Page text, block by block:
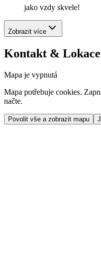
jako vzdy skvele!
Zobrazit více
Kontakt & Lokace
Mapa je vypnutá
Mapa potřebuje cookies.
načte.
Povolit vše a zobrazit mapu